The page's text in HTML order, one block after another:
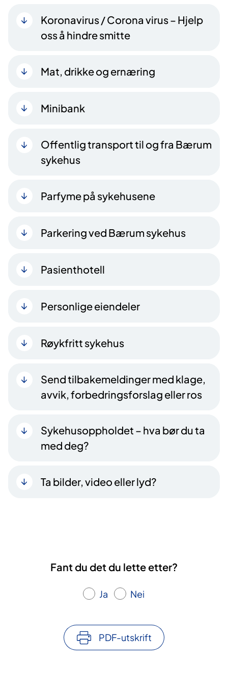
Koronavirus / Corona virus – Hjelp
oss å hindre smitte
Mat, drikke og ernæring
Minibank
Offentlig transport til og fra Bærum
sykehus
Parfyme på sykehusene
Parkering ved Bærum sykehus
Pasienthotell
Personlige eiendeler
Røykfritt sykehus
Send tilbakemeldinger med klage,
avvik, forbedringsforslag eller ros
Sykehusoppholdet – hva bør du ta
med deg?
Ta bilder, video eller lyd?
Fant du det du lette etter?
Ja Nei
PDF-utskrift